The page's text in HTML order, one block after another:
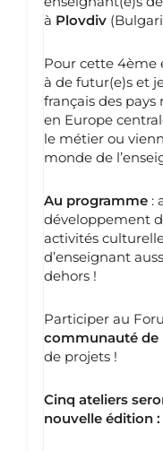
à Plovdiv
Pour cette 4ème
à de futur(e)s et
français des
en Europe
le métier ou
monde de
Au programme :
développement
activités
d’enseignant
dehors !
Participer au
communauté de
de projets !
Cinq ateliers
nouvelle édition :